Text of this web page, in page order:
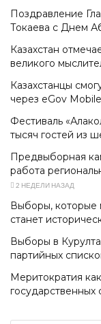
Поздравление
Токаева с Днем
Казахстан
великого
Казахстанцы
через eGov Mobile
Фестиваль
тысяч гостей из
Предвыборная
работа
2 НЕДЕЛИ НАЗАД
Выборы, которые
станет
Выборы в
партийных
Меритократия
государственных